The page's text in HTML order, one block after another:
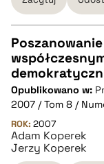
pobierz cytat
CZYSTY TEKST
pobierz cytat
BIBTEX
Opublikowano w:
2007 / Tom 8 /
ROK: 2007
Adam Koperek
Jerzy Koperek